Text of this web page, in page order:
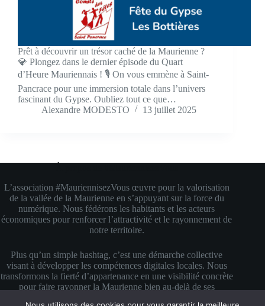
Prêt à découvrir un trésor caché de la Maurienne ?
💎 Plongez dans le dernier épisode du Quart
d’Heure Mauriennais ! 🎙️ On vous emmène à Saint-
Pancrace pour une immersion totale dans l’univers
fascinant du Gypse. Oubliez tout ce que…
Alexandre MODESTO
13 juillet 2025
L’association #MauriennisezVous œuvre pour la valorisation
de la vallée de la Maurienne en s’appuyant sur la force du
numérique. Nous fédérons les habitants et les acteurs
économiques pour renforcer l’attractivité et le rayonnement de
notre territoire.
Plus qu’un simple hashtag, c’est une démarche collective
visant à développer les compétences digitales locales. Nous
transformons la fierté d’appartenance en une visibilité concrète
pour faire rayonner la Maurienne bien au-delà de ses